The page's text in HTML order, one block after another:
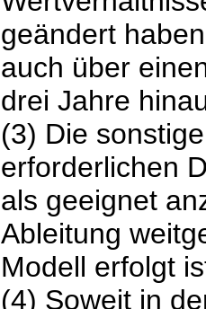
geändert
auch über
drei Jahre
(3) Die
erforderlichen
als geeignet
Ableitung
Modell erfolgt
(4) Soweit in